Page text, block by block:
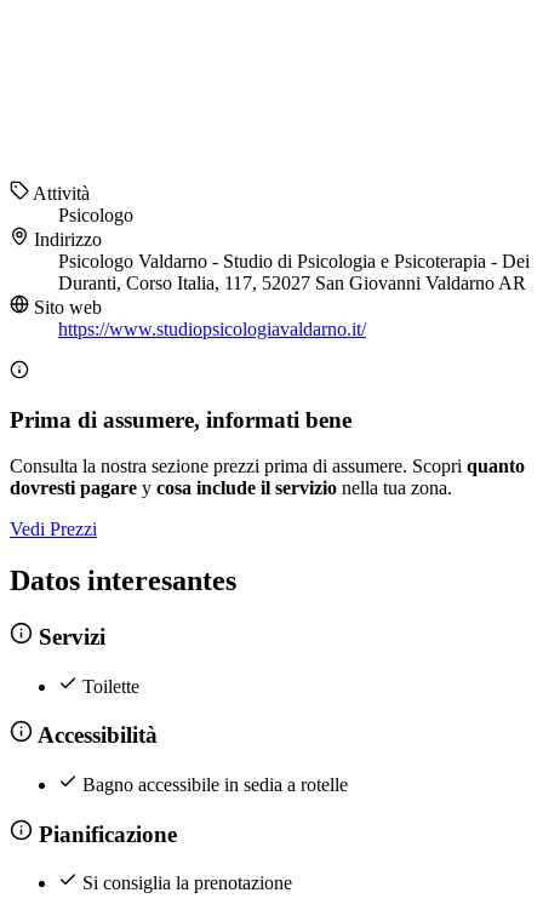
Attività
Psicologo
Indirizzo
Psicologo Valdarno - Studio di Psicologia e Psicoterapia - Dei
Duranti, Corso Italia, 117, 52027 San Giovanni Valdarno AR
Sito web
https://www.studiopsicologiavaldarno.it/
Prima di assumere, informati bene
Consulta la nostra sezione prezzi prima di assumere. Scopri quanto
dovresti pagare y cosa include il servizio nella tua zona.
Vedi Prezzi
Datos interesantes
Servizi
Toilette
Accessibilità
Bagno accessibile in sedia a rotelle
Pianificazione
Si consiglia la prenotazione